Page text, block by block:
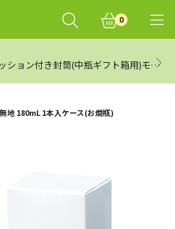
0
エアークッション付き封筒(中瓶ギフト箱用)モニターレビュー集計結果（まとめ）
地 180mL 1本入ケース(お燗瓶)